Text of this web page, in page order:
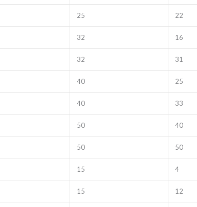
25 22
32 16
32 31
40 25
40 33
50 40
50 50
15 4
15 12